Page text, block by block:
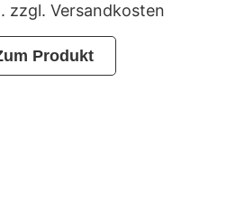
zzgl. Versandkosten
Produkt